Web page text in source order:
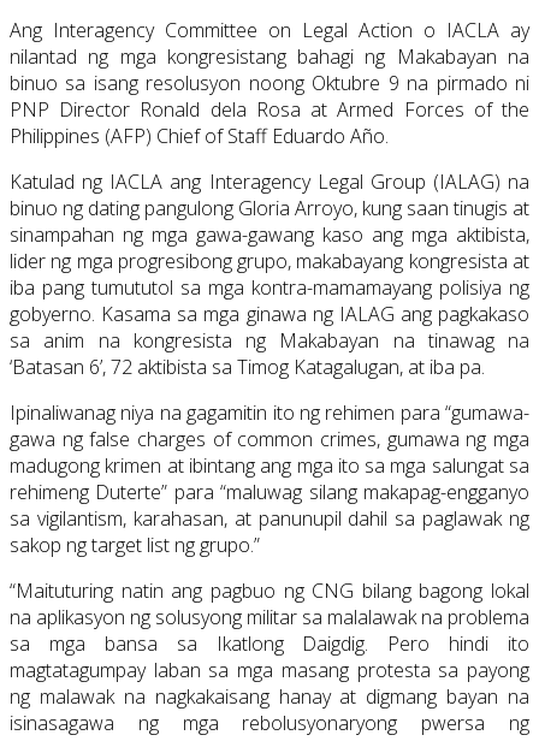
Ang Interagency Committee on Legal Action o IACLA ay
nilantad ng mga kongresistang bahagi ng Makabayan na
binuo sa isang resolusyon noong Oktubre 9 na pirmado ni
PNP Director Ronald dela Rosa at Armed Forces of the
Philippines (AFP) Chief of Staff Eduardo Año.
Katulad ng IACLA ang Interagency Legal Group (IALAG) na
binuo ng dating pangulong Gloria Arroyo, kung saan tinugis at
sinampahan ng mga gawa-gawang kaso ang mga aktibista,
lider ng mga progresibong grupo, makabayang kongresista at
iba pang tumututol sa mga kontra-mamamayang polisiya ng
gobyerno. Kasama sa mga ginawa ng IALAG ang pagkakaso
sa anim na kongresista ng Makabayan na tinawag na
‘Batasan 6’, 72 aktibista sa Timog Katagalugan, at iba pa.
Ipinaliwanag niya na gagamitin ito ng rehimen para “gumawa-
gawa ng false charges of common crimes, gumawa ng mga
madugong krimen at ibintang ang mga ito sa mga salungat sa
rehimeng Duterte” para “maluwag silang makapag-engganyo
sa vigilantism, karahasan, at panunupil dahil sa paglawak ng
sakop ng target list ng grupo.”
“Maituturing natin ang pagbuo ng CNG bilang bagong lokal
na aplikasyon ng solusyong militar sa malalawak na problema
sa mga bansa sa Ikatlong Daigdig. Pero hindi ito
magtatagumpay laban sa mga masang protesta sa payong
ng malawak na nagkakaisang hanay at digmang bayan na
isinasagawa ng mga rebolusyonaryong pwersa ng